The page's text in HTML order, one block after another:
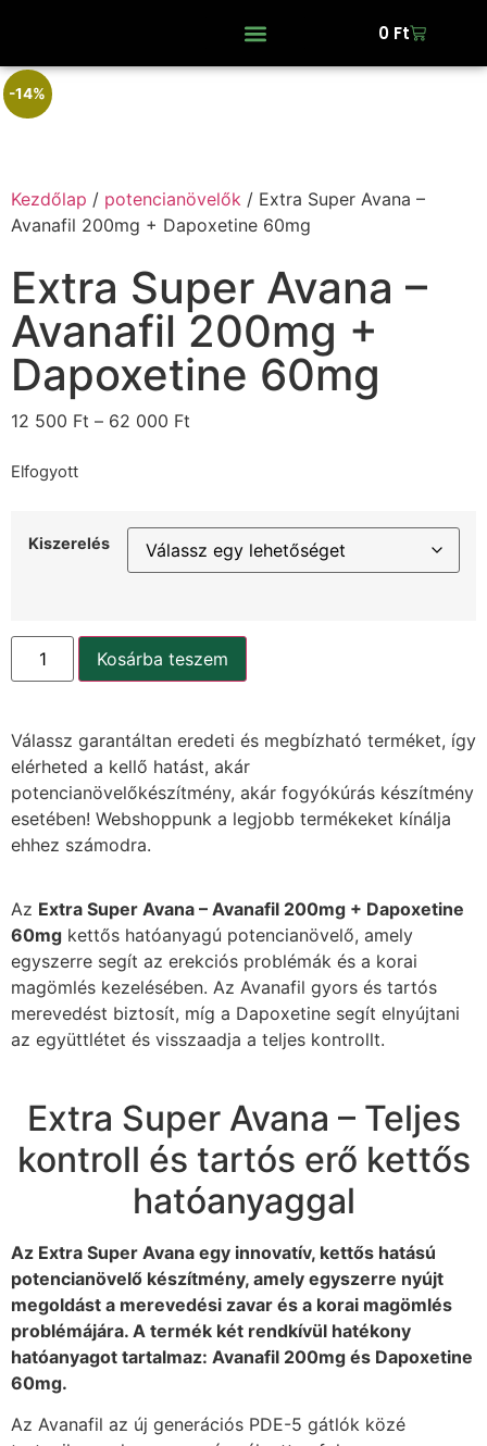
0 Ft
-14%
Kezdőlap / potencianövelők / Extra Super Avana –
Avanafil 200mg + Dapoxetine 60mg
Extra Super Avana –
Avanafil 200mg +
Dapoxetine 60mg
12 500 Ft – 62 000 Ft
Elfogyott
Kiszerelés
Kosárba teszem
Válassz garantáltan eredeti és megbízható terméket, így
elérheted a kellő hatást, akár
potencianövelőkészítmény, akár fogyókúrás készítmény
esetében! Webshoppunk a legjobb termékeket kínálja
ehhez számodra.
Az Extra Super Avana – Avanafil 200mg + Dapoxetine
60mg kettős hatóanyagú potencianövelő, amely
egyszerre segít az erekciós problémák és a korai
magömlés kezelésében. Az Avanafil gyors és tartós
merevedést biztosít, míg a Dapoxetine segít elnyújtani
az együttlétet és visszaadja a teljes kontrollt.
Extra Super Avana – Teljes
kontroll és tartós erő kettős
hatóanyaggal
Az Extra Super Avana egy innovatív, kettős hatású
potencianövelő készítmény, amely egyszerre nyújt
megoldást a merevedési zavar és a korai magömlés
problémájára. A termék két rendkívül hatékony
hatóanyagot tartalmaz: Avanafil 200mg és Dapoxetine
60mg.
Az Avanafil az új generációs PDE-5 gátlók közé